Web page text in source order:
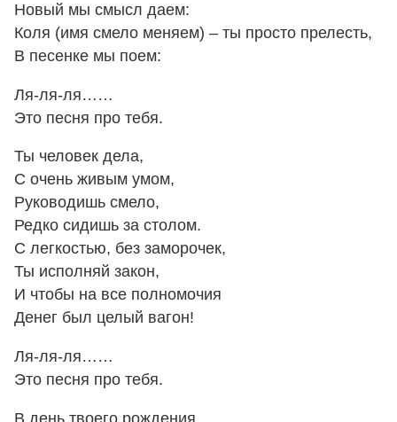
Новый мы смысл даем:
Коля (имя смело меняем) – ты просто прелесть,
В песенке мы поем:
Ля-ля-ля……
Это песня про тебя.
Ты человек дела,
С очень живым умом,
Руководишь смело,
Редко сидишь за столом.
С легкостью, без заморочек,
Ты исполняй закон,
И чтобы на все полномочия
Денег был целый вагон!
Ля-ля-ля……
Это песня про тебя.
В день твоего рождения,